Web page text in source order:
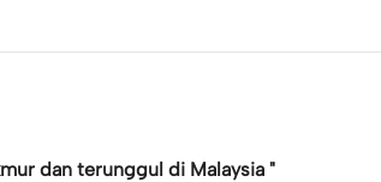
dan terunggul di Malaysia "